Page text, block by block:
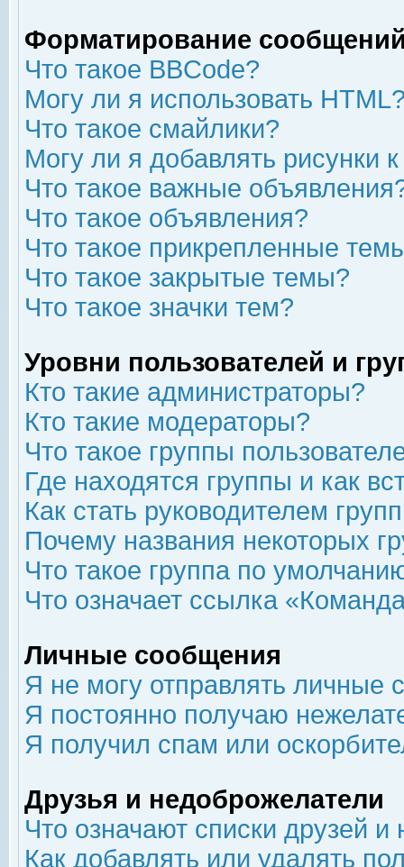
Форматирование
Что такое BBCode?
Могу ли я использовать
Что такое смайлики?
Могу ли я добавлять рисунки
Что такое важные
Что такое объявления?
Что такое прикрепленные
Что такое закрытые темы?
Что такое значки тем?
Уровни пользователей и
Кто такие администраторы?
Кто такие модераторы?
Что такое группы
Где находятся группы и как
Как стать руководителем
Почему названия некоторых
Что такое группа по
Что означает ссылка
Личные сообщения
Я не могу отправлять личные
Я постоянно получаю
Я получил спам или
Друзья и недоброжелатели
Что означают списки друзей
Как добавлять или удалять